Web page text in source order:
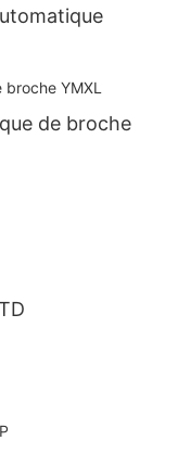
de broche